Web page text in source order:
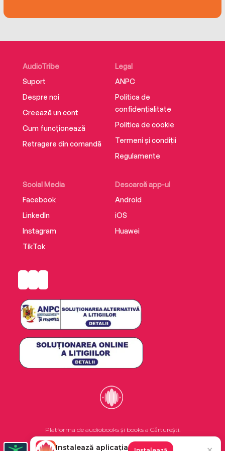
AudioTribe
Suport
Despre noi
Creează un cont
Cum funcționează
Retragere din comandă
Social Media
Facebook
LinkedIn
Instagram
TikTok
Descarcă app-ul
Android
iOS
Huawei
Legal
ANPC
Politica de
confidențialitate
Politica de cookie
Termeni și condiții
Regulamente
Platforma de audiobooks și books a Cărturești.
Instalează aplicația